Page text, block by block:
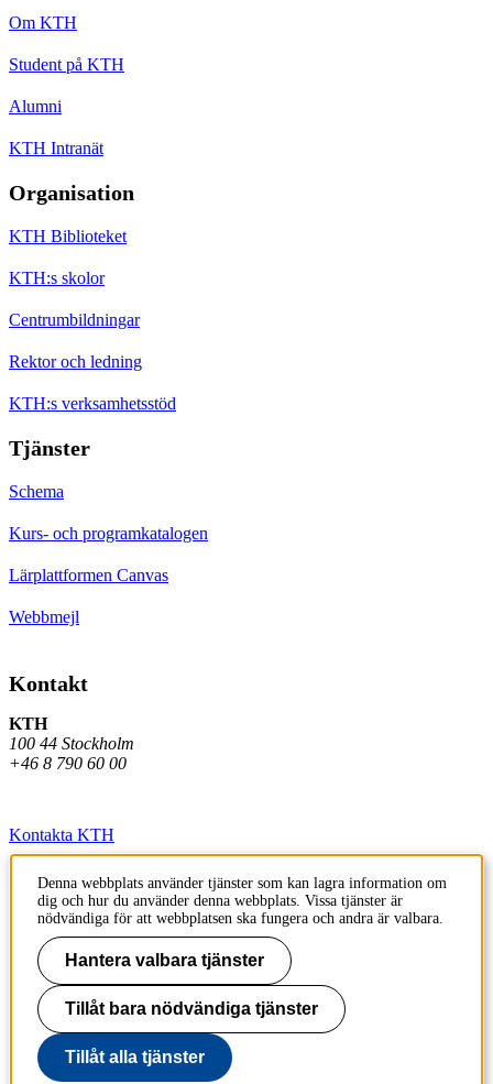
Om KTH
Student på KTH
Alumni
KTH Intranät
Organisation
KTH Biblioteket
KTH:s skolor
Centrumbildningar
Rektor och ledning
KTH:s verksamhetsstöd
Tjänster
Schema
Kurs- och programkatalogen
Lärplattformen Canvas
Webbmejl
Kontakt
KTH
100 44 Stockholm
+46 8 790 60 00
Kontakta KTH
Jobba på KTH
Press och media
Faktura och betalning KTH
Om KTH:s webbplatser
Tillgänglighetsredogörelse
Denna webbplats använder tjänster som kan lagra information om
dig och hur du använder denna webbplats. Vissa tjänster är
nödvändiga för att webbplatsen ska fungera och andra är valbara.
Hantera valbara tjänster
Tillåt bara nödvändiga tjänster
Tillåt alla tjänster